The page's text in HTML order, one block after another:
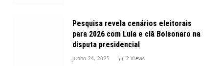
Pesquisa revela cenários eleitorais
para 2026 com Lula e clã Bolsonaro na
disputa presidencial
junho 24, 2025 2Views